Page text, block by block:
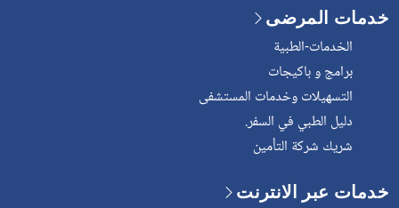
خدمات المرضى
الخدمات-الطبية
برامج و باكيجات
التسهيلات وخدمات المستشفى
دليل الطبي في السفر.
شريك شركة التأمين
خدمات عبر الانترنت